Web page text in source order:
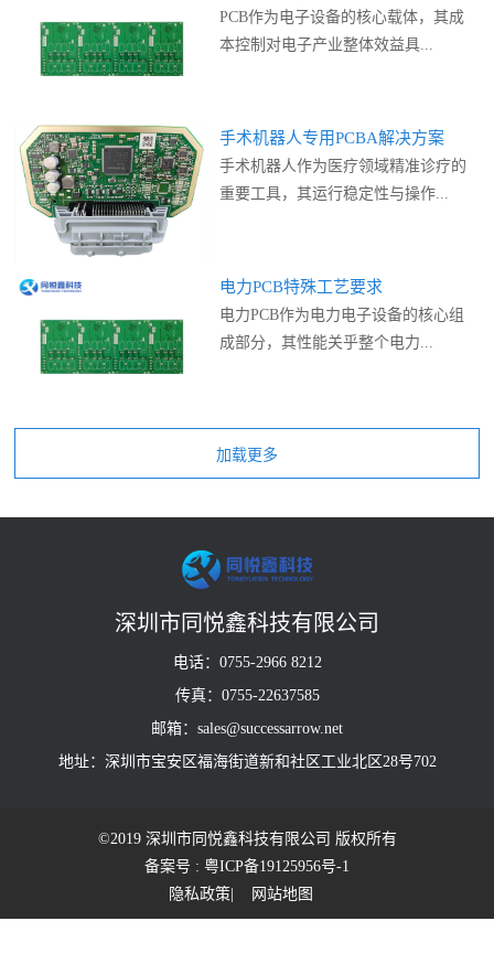
PCB作为电子设备的核心载体，其成
本控制对电子产业整体效益具...
手术机器人专用PCBA解决方案
手术机器人作为医疗领域精准诊疗的
重要工具，其运行稳定性与操作...
电力PCB特殊工艺要求
电力PCB作为电力电子设备的核心组
成部分，其性能关乎整个电力...
深圳市同悦鑫科技有限公司
电话：0755-2966 8212
传真：0755-22637585
邮箱：sales@successarrow.net
地址：深圳市宝安区福海街道新和社区工业北区28号702
©2019 深圳市同悦鑫科技有限公司 版权所有
备案号 : 粤ICP备19125956号-1
| 网站地图
隐私政策